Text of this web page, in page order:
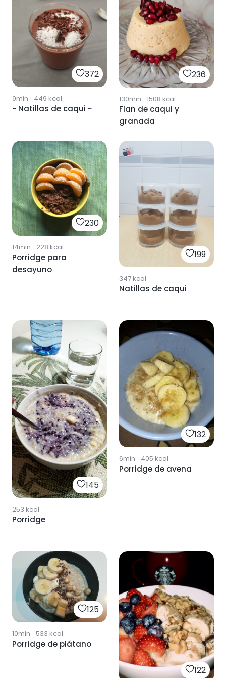
372
9min · 449 kcal
~ Natillas de caqui ~
236
130min · 1508 kcal
Flan de caqui y
granada
230
14min · 228 kcal
Porridge para
desayuno
199
347kcal
Natillas de caqui
145
253 kcal
Porridge
132
6min · 405 kcal
Porridge de avena
125
10min · 533 kcal
Porridge de plátano
122